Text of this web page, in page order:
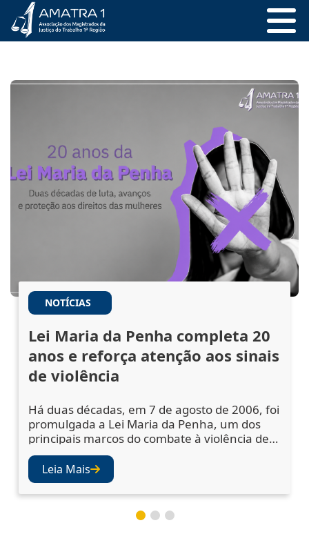
NOTÍCIAS
Lei Maria da Penha completa 20
anos e reforça atenção aos sinais
de violência
Há duas décadas, em 7 de agosto de 2006, foi
promulgada a Lei Maria da Penha, um dos
principais marcos do combate à violência de
gênero no Brasil. A legislação ampliou os
mecanismos de prevenção, acolhimento das
vítimas e punição dos agressores, mas
também abriu os olhos da sociedade e das
instituições para a importância de se atentar
aos sinais de violência. Juízes e desembargad
Leia Mais